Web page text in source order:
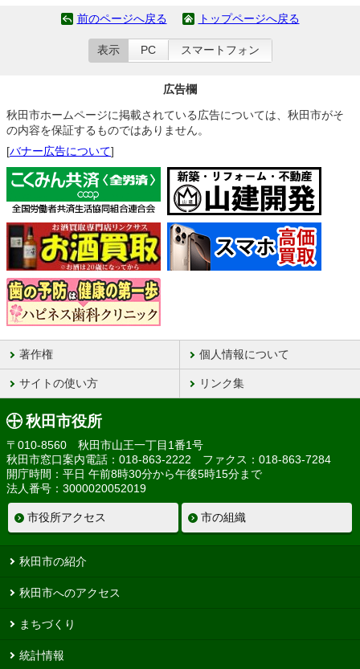
前のページへ戻る トップページへ戻る
表示 PC スマートフォン
広告欄
秋田市ホームページに掲載されている広告については、秋田市がそ
の内容を保証するものではありません。
[バナー広告について]
著作権 個人情報について
サイトの使い方 リンク集
秋田市役所
〒010-8560 秋田市山王一丁目1番1号
秋田市窓口案内電話：018-863-2222 ファクス：018-863-7284
開庁時間：平日 午前8時30分から午後5時15分まで
法人番号：3000020052019
市役所アクセス 市の組織
秋田市の紹介
秋田市へのアクセス
まちづくり
統計情報